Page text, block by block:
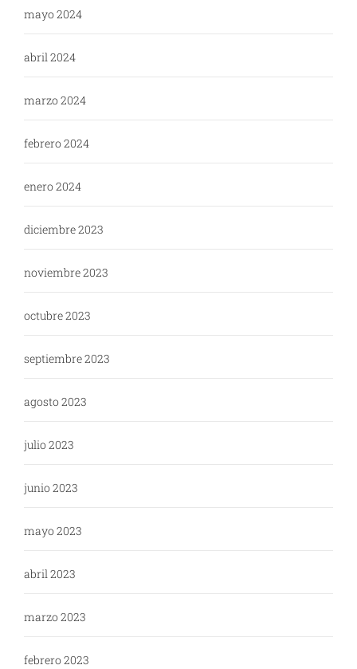
mayo 2024
abril 2024
marzo 2024
febrero 2024
enero 2024
diciembre 2023
noviembre 2023
octubre 2023
septiembre 2023
agosto 2023
julio 2023
junio 2023
mayo 2023
abril 2023
marzo 2023
febrero 2023